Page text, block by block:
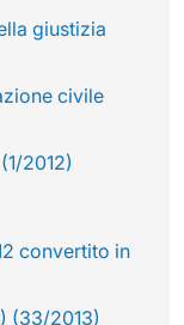
giustizia
civile
2012)
convertito in
(33/2013)